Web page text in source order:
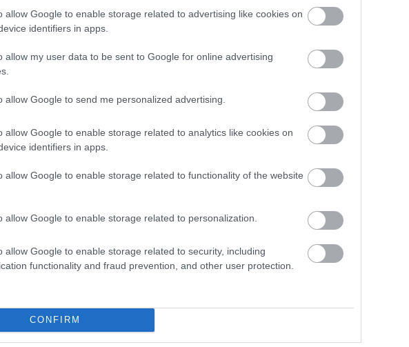
allow Google to enable storage related to advertising like cookies on
identifiers in apps.
allow my user data to be sent to Google for online advertising
allow Google to send me personalized advertising.
allow Google to enable storage related to analytics like cookies on
identifiers in apps.
allow Google to enable storage related to functionality of the website
allow Google to enable storage related to personalization.
allow Google to enable storage related to security, including
functionality and fraud prevention, and other user protection.
CONFIRM
támogatás nélkül
nehéz
Russell magára
Red Bull: Óriási a
javulás az év
elejéhez képest
algoritmusok
dolgoznak az F1-
Newey biztos